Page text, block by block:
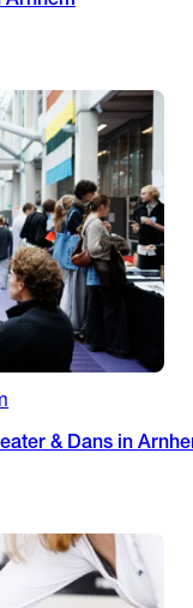
& Dans in